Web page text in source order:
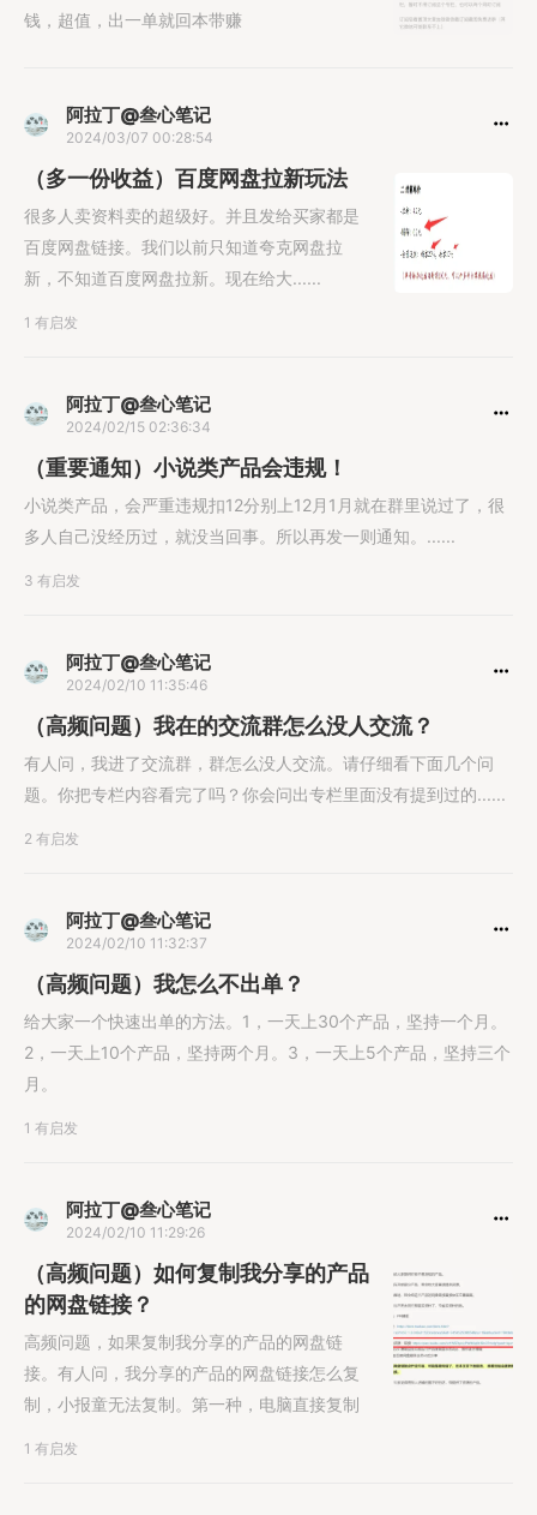
钱，超值，出一单就回本带赚
阿拉丁@叁心笔记
2024/03/07 00:28:54
（多一份收益）百度网盘拉新玩法
很多人卖资料卖的超级好。并且发给买家都是
百度网盘链接。我们以前只知道夸克网盘拉
新，不知道百度网盘拉新。现在给大......
1 有启发
阿拉丁@叁心笔记
2024/02/15 02:36:34
（重要通知）小说类产品会违规！
小说类产品，会严重违规扣12分别上12月1月就在群里说过了，很
多人自己没经历过，就没当回事。所以再发一则通知。......
3 有启发
阿拉丁@叁心笔记
2024/02/10 11:35:46
（高频问题）我在的交流群怎么没人交流？
有人问，我进了交流群，群怎么没人交流。请仔细看下面几个问
题。你把专栏内容看完了吗？你会问出专栏里面没有提到过的......
2 有启发
阿拉丁@叁心笔记
2024/02/10 11:32:37
（高频问题）我怎么不出单？
给大家一个快速出单的方法。1，一天上30个产品，坚持一个月。
2，一天上10个产品，坚持两个月。3，一天上5个产品，坚持三个
月。
1 有启发
阿拉丁@叁心笔记
2024/02/10 11:29:26
（高频问题）如何复制我分享的产品
的网盘链接？
高频问题，如果复制我分享的产品的网盘链
接。有人问，我分享的产品的网盘链接怎么复
制，小报童无法复制。第一种，电脑直接复制
1 有启发